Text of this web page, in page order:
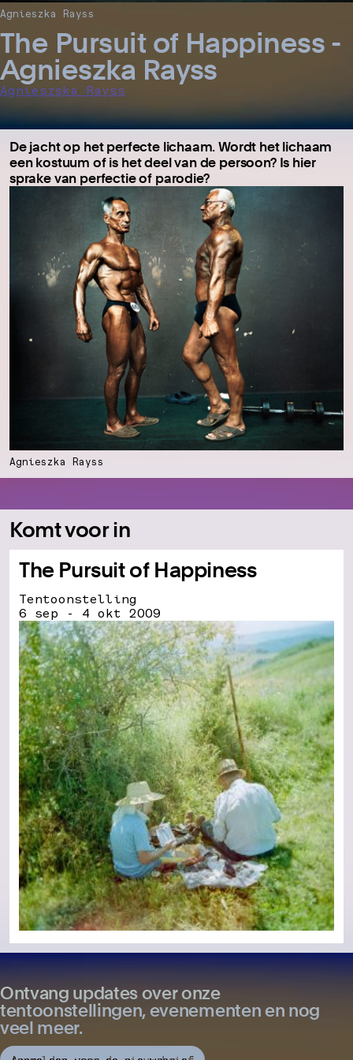
The Pursuit of Happiness -
Agnieszka Rayss
Agnieszska Rayss
Agnieszka Rayss
De jacht op het perfecte lichaam. Wordt het lichaam
een kostuum of is het deel van de persoon? Is hier
sprake van perfectie of parodie?
Agnieszka Rayss
Komt voor in
The Pursuit of Happiness
Tentoonstelling
6 sep - 4 okt 2009
Ontvang updates over onze
tentoonstellingen, evenementen en nog
veel meer.